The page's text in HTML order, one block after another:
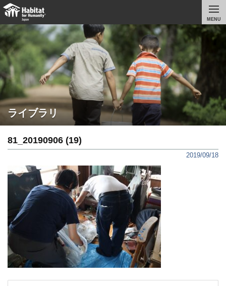
MENU
ライブラリ
81_20190906 (19)
2019/09/18